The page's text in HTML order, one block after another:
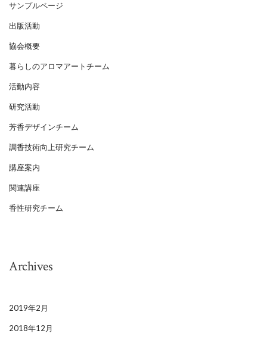
サンプルページ
出版活動
協会概要
暮らしのアロマアートチーム
活動内容
研究活動
芳香デザインチーム
調香技術向上研究チーム
講座案内
関連講座
香性研究チーム
Archives
2019年2月
2018年12月